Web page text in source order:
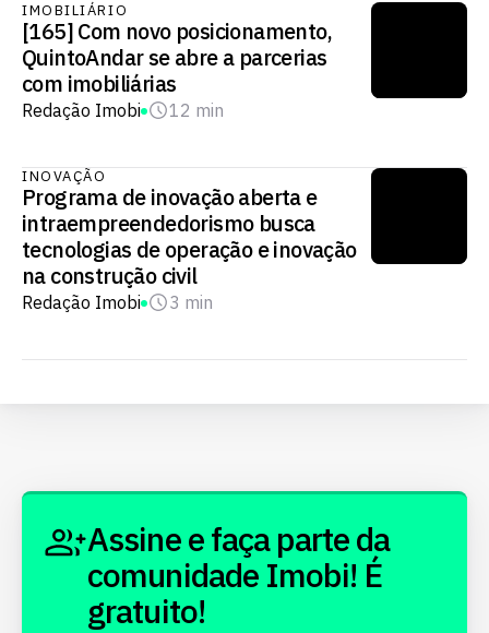
IMOBILIÁRIO
[165] Com novo posicionamento,
QuintoAndar se abre a parcerias
com imobiliárias
Redação Imobi 12 min
INOVAÇÃO
Programa de inovação aberta e
intraempreendedorismo busca
tecnologias de operação e inovação
na construção civil
Redação Imobi 3 min
Assine e faça parte da
comunidade Imobi! É
gratuito!